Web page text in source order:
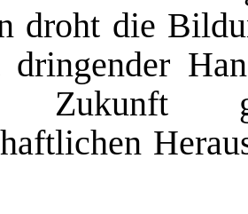
droht die
Zukunft